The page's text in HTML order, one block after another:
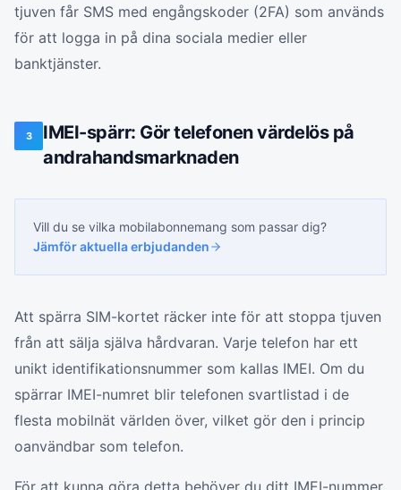
tjuven får SMS med engångskoder (2FA) som används
för att logga in på dina sociala medier eller
banktjänster.
3
IMEI-spärr: Gör telefonen värdelös på
andrahandsmarknaden
Vill du se vilka mobilabonnemang som passar dig?
Jämför aktuella erbjudanden
Att spärra SIM-kortet räcker inte för att stoppa tjuven
från att sälja själva hårdvaran. Varje telefon har ett
unikt identifikationsnummer som kallas IMEI. Om du
spärrar IMEI-numret blir telefonen svartlistad i de
flesta mobilnät världen över, vilket gör den i princip
oanvändbar som telefon.
För att kunna göra detta behöver du ditt IMEI-nummer.